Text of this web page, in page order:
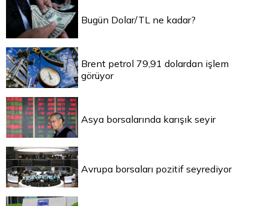
Bugün Dolar/TL ne kadar?
Brent petrol 79,91 dolardan işlem
görüyor
Asya borsalarında karışık seyir
Avrupa borsaları pozitif seyrediyor